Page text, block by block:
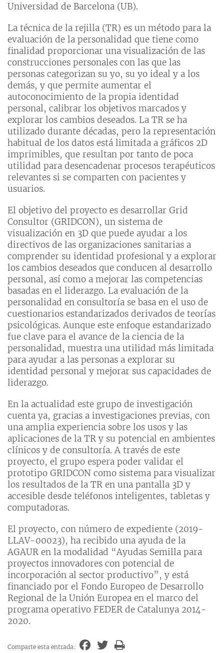
Universidad de Barcelona (UB).
La técnica de la rejilla (TR) es un método para la
evaluación de la personalidad que tiene como
finalidad proporcionar una visualización de las
construcciones personales con las que las
personas categorizan su yo, su yo ideal y a los
demás, y que permite aumentar el
autoconocimiento de la propia identidad
personal, calibrar los objetivos marcados y
explorar los cambios deseados. La TR se ha
utilizado durante décadas, pero la representación
habitual de los datos está limitada a gráficos 2D
imprimibles, que resultan por tanto de poca
utilidad para desencadenar procesos terapéuticos
relevantes si se comparten con pacientes y
usuarios.
El objetivo del proyecto es desarrollar Grid
Consultor (GRIDCON), un sistema de
visualización en 3D que puede ayudar a los
directivos de las organizaciones sanitarias a
comprender su identidad profesional y a explorar
los cambios deseados que conducen al desarrollo
personal, así como a mejorar las competencias
basadas en el liderazgo. La evaluación de la
personalidad en consultoría se basa en el uso de
cuestionarios estandarizados derivados de teorías
psicológicas. Aunque este enfoque estandarizado
fue clave para el avance de la ciencia de la
personalidad, muestra una utilidad más limitada
para ayudar a las personas a explorar su
identidad personal y mejorar sus capacidades de
liderazgo.
En la actualidad este grupo de investigación
cuenta ya, gracias a investigaciones previas, con
una amplia experiencia sobre los usos y las
aplicaciones de la TR y su potencial en ambientes
clínicos y de consultoría. A través de este
proyecto, el grupo espera poder validar el
prototipo GRIDCON como sistema para visualizar
los resultados de la TR en una pantalla 3D y
accesible desde teléfonos inteligentes, tabletas y
computadoras.
El proyecto, con número de expediente (2019-
LLAV-00023), ha recibido una ayuda de la
AGAUR en la modalidad “Ayudas Semilla para
proyectos innovadores con potencial de
incorporación al sector productivo”, y está
financiado por el Fondo Europeo de Desarrollo
Regional de la Unión Europea en el marco del
programa operativo FEDER de Catalunya 2014-
2020.
Comparte esta entrada: